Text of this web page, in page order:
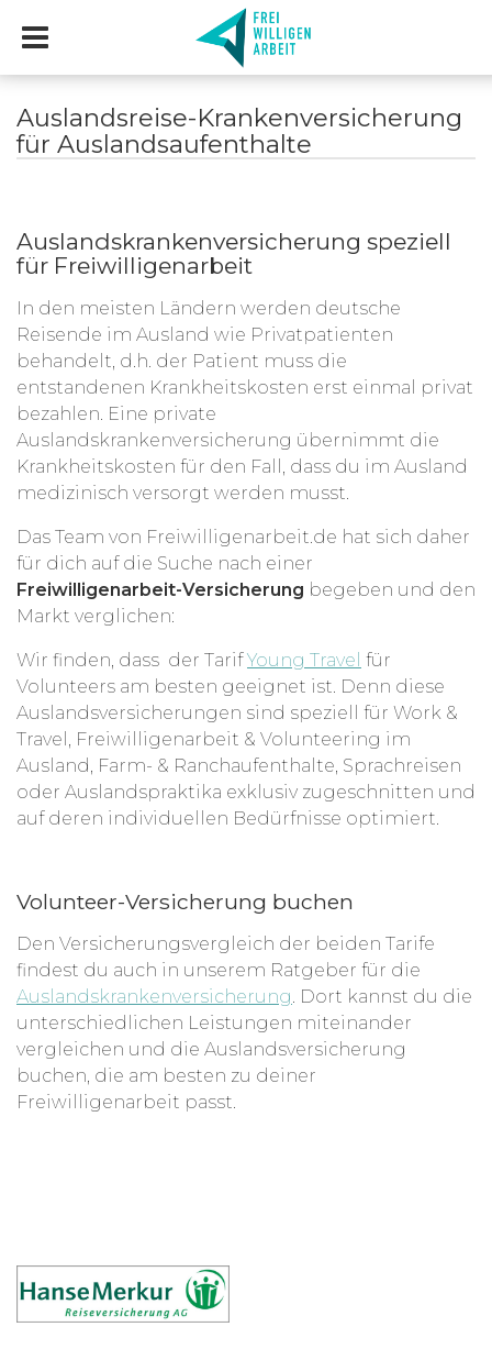
Auslandsreise-Krankenversicherung
für Auslandsaufenthalte
Auslandskrankenversicherung speziell
für Freiwilligenarbeit
In den meisten Ländern werden deutsche
Reisende im Ausland wie Privatpatienten
behandelt, d.h. der Patient muss die
entstandenen Krankheitskosten erst einmal privat
bezahlen. Eine private
Auslandskrankenversicherung übernimmt die
Krankheitskosten für den Fall, dass du im Ausland
medizinisch versorgt werden musst.
Das Team von Freiwilligenarbeit.de hat sich daher
für dich auf die Suche nach einer
Freiwilligenarbeit-Versicherung begeben und den
Markt verglichen:
Wir finden, dass der TarifYoung Travel für
Volunteers am besten geeignet ist. Denn diese
Auslandsversicherungen sind speziell für Work &
Travel, Freiwilligenarbeit & Volunteering im
Ausland, Farm- & Ranchaufenthalte, Sprachreisen
oder Auslandspraktika exklusiv zugeschnitten und
auf deren individuellen Bedürfnisse optimiert.
Volunteer-Versicherung buchen
Den Versicherungsvergleich der beiden Tarife
findest du auch in unserem Ratgeber für die
Auslandskrankenversicherung. Dort kannst du die
unterschiedlichen Leistungen miteinander
vergleichen und die Auslandsversicherung
buchen, die am besten zu deiner
Freiwilligenarbeit passt.